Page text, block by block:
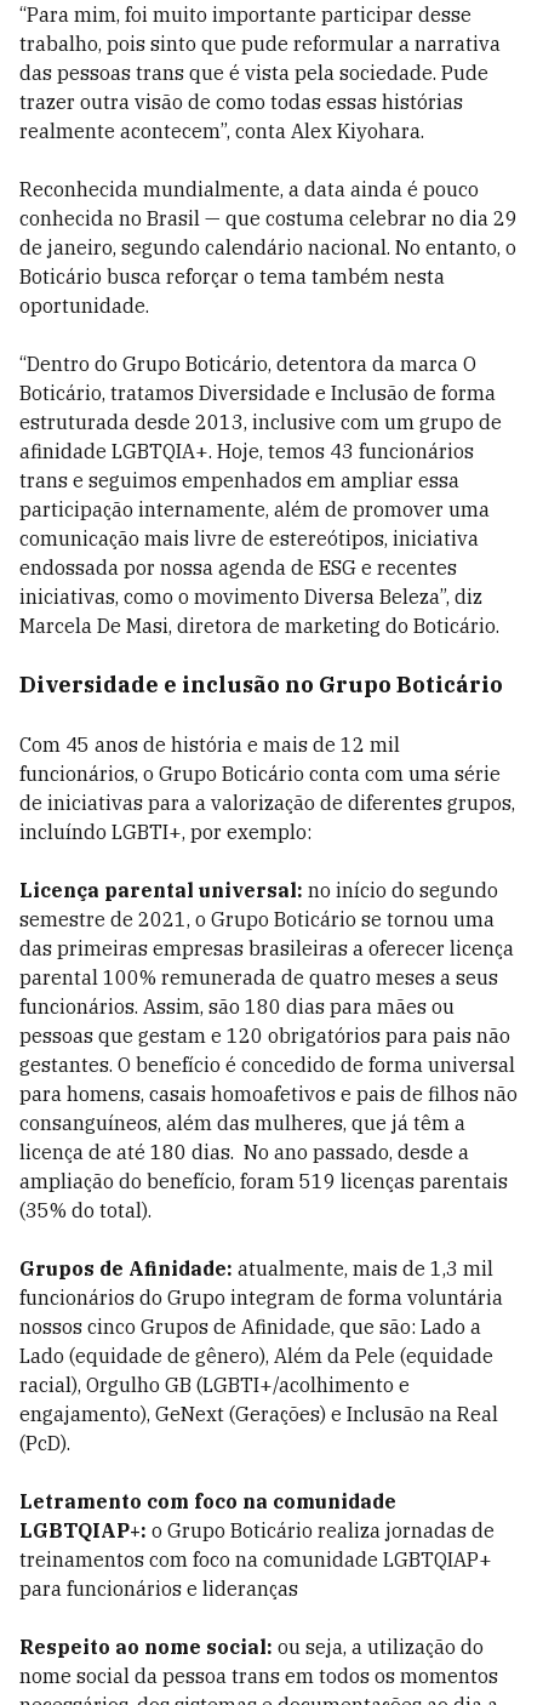
“Para mim, foi muito importante participar desse
trabalho, pois sinto que pude reformular a narrativa
das pessoas trans que é vista pela sociedade. Pude
trazer outra visão de como todas essas histórias
realmente acontecem”, conta Alex Kiyohara.
Reconhecida mundialmente, a data ainda é pouco
conhecida no Brasil — que costuma celebrar no dia 29
de janeiro, segundo calendário nacional. No entanto, o
Boticário busca reforçar o tema também nesta
oportunidade.
“Dentro do Grupo Boticário, detentora da marca O
Boticário, tratamos Diversidade e Inclusão de forma
estruturada desde 2013, inclusive com um grupo de
afinidade LGBTQIA+. Hoje, temos 43 funcionários
trans e seguimos empenhados em ampliar essa
participação internamente, além de promover uma
comunicação mais livre de estereótipos, iniciativa
endossada por nossa agenda de ESG e recentes
iniciativas, como o movimento Diversa Beleza”, diz
Marcela De Masi, diretora de marketing do Boticário.
Diversidade e inclusão no Grupo Boticário
Com 45 anos de história e mais de 12 mil
funcionários, o Grupo Boticário conta com uma série
de iniciativas para a valorização de diferentes grupos,
incluíndo LGBTI+, por exemplo:
Licença parental universal: no início do segundo
semestre de 2021, o Grupo Boticário se tornou uma
das primeiras empresas brasileiras a oferecer licença
parental 100% remunerada de quatro meses a seus
funcionários. Assim, são 180 dias para mães ou
pessoas que gestam e 120 obrigatórios para pais não
gestantes. O benefício é concedido de forma universal
para homens, casais homoafetivos e pais de filhos não
consanguíneos, além das mulheres, que já têm a
licença de até 180 dias. No ano passado, desde a
ampliação do benefício, foram 519 licenças parentais
(35% do total).
Grupos de Afinidade: atualmente, mais de 1,3 mil
funcionários do Grupo integram de forma voluntária
nossos cinco Grupos de Afinidade, que são: Lado a
Lado (equidade de gênero), Além da Pele (equidade
racial), Orgulho GB (LGBTI+/acolhimento e
engajamento), GeNext (Gerações) e Inclusão na Real
(PcD).
Letramento com foco na comunidade
LGBTQIAP+: o Grupo Boticário realiza jornadas de
treinamentos com foco na comunidade LGBTQIAP+
para funcionários e lideranças
Respeito ao nome social: ou seja, a utilização do
nome social da pessoa trans em todos os momentos